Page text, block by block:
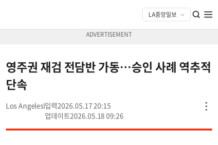
영주권 재검 전담반 가동…승인 사례 역추적
단속
Los Angeles
2026.05.17 20:15
2026.05.18 09:26